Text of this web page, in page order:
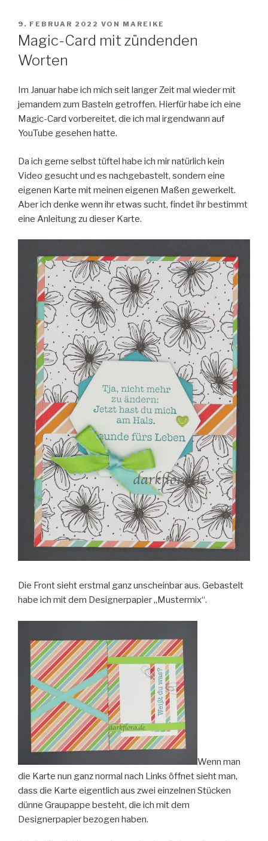
VERÖFFENTLICHT
AM
9. FEBRUAR 2022 VON MAREIKE
Magic-Card mit zündenden
Worten
Im Januar habe ich mich seit langer Zeit mal wieder mit
jemandem zum Basteln getroffen. Hierfür habe ich eine
Magic-Card vorbereitet, die ich mal irgendwann auf
YouTube gesehen hatte.
Da ich gerne selbst tüftel habe ich mir natürlich kein
Video gesucht und es nachgebastelt, sondern eine
eigenen Karte mit meinen eigenen Maßen gewerkelt.
Aber ich denke wenn ihr etwas sucht, findet ihr bestimmt
eine Anleitung zu dieser Karte.
Die Front sieht erstmal ganz unscheinbar aus. Gebastelt
habe ich mit dem Designerpapier „Mustermix“.
Wenn man
die Karte nun ganz normal nach Links öffnet sieht man,
dass die Karte eigentlich aus zwei einzelnen Stücken
dünne Graupappe besteht, die ich mit dem
Designerpapier bezogen haben.